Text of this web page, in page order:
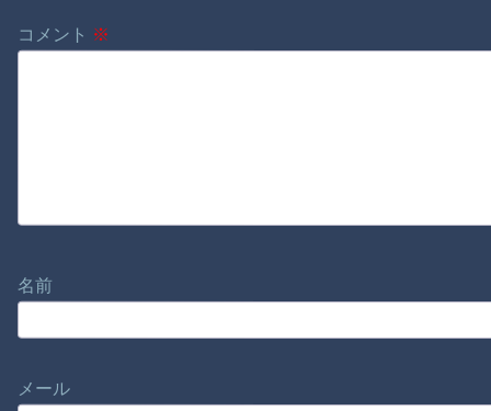
コメント ※
名前
メール